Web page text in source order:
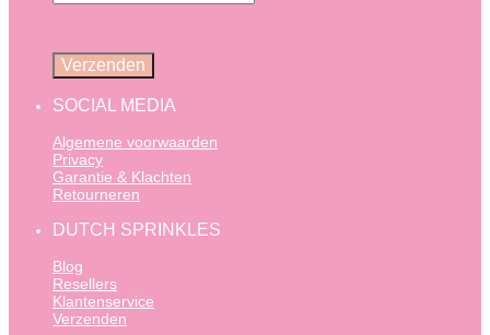
SOCIAL MEDIA
Algemene voorwaarden
Privacy
Garantie & Klachten
Retourneren
DUTCH SPRINKLES
Blog
Resellers
Klantenservice
Verzenden